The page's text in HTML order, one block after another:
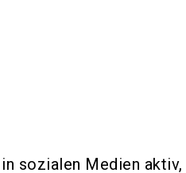
sozialen Medien aktiv,